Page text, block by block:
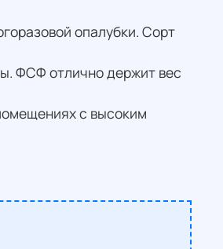
опалубки. Сорт
ФСФ отлично держит вес
с высоким